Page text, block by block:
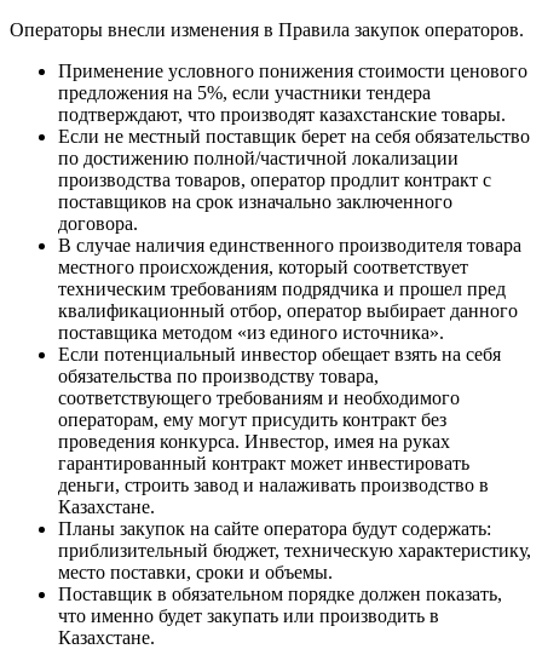
Операторы внесли изменения в Правила закупок операторов.
Применение условного понижения стоимости ценового
предложения на 5%, если участники тендера
подтверждают, что производят казахстанские товары.
Если не местный поставщик берет на себя обязательство
по достижению полной/частичной локализации
производства товаров, оператор продлит контракт с
поставщиков на срок изначально заключенного
договора.
В случае наличия единственного производителя товара
местного происхождения, который соответствует
техническим требованиям подрядчика и прошел пред
квалификационный отбор, оператор выбирает данного
поставщика методом «из единого источника».
Если потенциальный инвестор обещает взять на себя
обязательства по производству товара,
соответствующего требованиям и необходимого
операторам, ему могут присудить контракт без
проведения конкурса. Инвестор, имея на руках
гарантированный контракт может инвестировать
деньги, строить завод и налаживать производство в
Казахстане.
Планы закупок на сайте оператора будут содержать:
приблизительный бюджет, техническую характеристику,
место поставки, сроки и объемы.
Поставщик в обязательном порядке должен показать,
что именно будет закупать или производить в
Казахстане.